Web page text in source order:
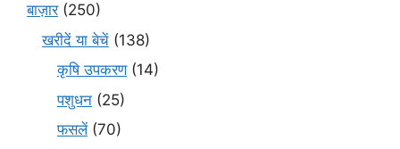
बाज़ार(250)
खरीदें या बेचें (138)
कृषि उपकरण(14)
पशुधन (25)
फसलें(70)